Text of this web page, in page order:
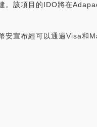
該項目的IDO將在
宣布經可以通過Visa和